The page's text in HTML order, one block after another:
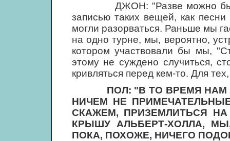
ДЖОН: "Разве можно было
записью таких вещей, как
могли разорваться. Раньше мы
на одно турне, мы, вероятно,
котором участвовали бы мы,
этому не суждено случиться,
кривляться перед кем-то. Для
ПОЛ: "В ТО ВРЕМЯ
НИЧЕМ НЕ
СКАЖЕМ, ПРИЗЕМЛИТЬСЯ
КРЫШУ АЛЬБЕРТ-ХОЛЛА,
ПОКА, ПОХОЖЕ, НИЧЕГО